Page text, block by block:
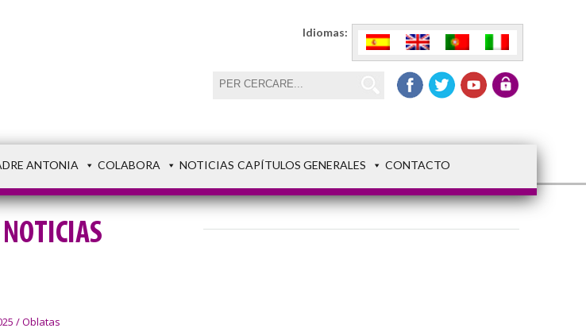
Idiomas:
ANTONIA COLABORA NOTICIAS CAPÍTULOS GENERALES CONTACTO
NOTICIAS
/ Oblatas